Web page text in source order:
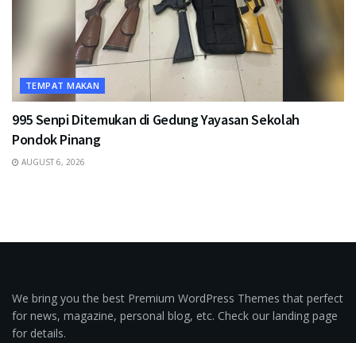
TEMPAT MAKAN
995 Senpi Ditemukan di Gedung Yayasan Sekolah
Pondok Pinang
AUGUST 6, 2026
We bring you the best Premium WordPress Themes that perfect
for news, magazine, personal blog, etc. Check our landing page
for details.